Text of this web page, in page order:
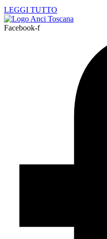
LEGGI TUTTO
Facebook-f